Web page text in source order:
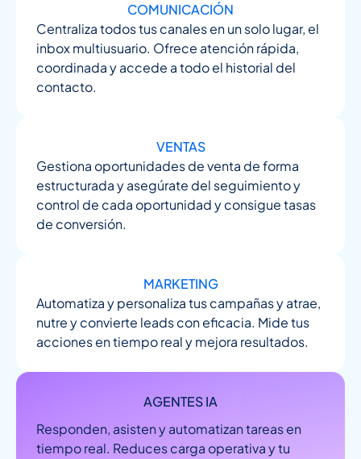
COMUNICACIÓN
Centraliza todos tus canales en un solo lugar, el
inbox multiusuario. Ofrece atención rápida,
coordinada y accede a todo el historial del
contacto.
VENTAS
Gestiona oportunidades de venta de forma
estructurada y asegúrate del seguimiento y
control de cada oportunidad y consigue tasas
de conversión.
MARKETING
Automatiza y personaliza tus campañas y atrae,
nutre y convierte leads con eficacia. Mide tus
acciones en tiempo real y mejora resultados.
AGENTES IA
Responden, asisten y automatizan tareas en
tiempo real. Reduces carga operativa y tu